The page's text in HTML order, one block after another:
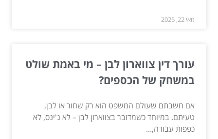
מאי 22, 2025
עורך דין צווארון לבן – מי באמת שולט
במשחק של הכספים?
אם חשבתם שעולם המשפט הוא רק שחור או לבן,
טעיתם. במיוחד כשמדובר בצווארון לבן – לא ג'ינס, לא
כפפות עבודה,...